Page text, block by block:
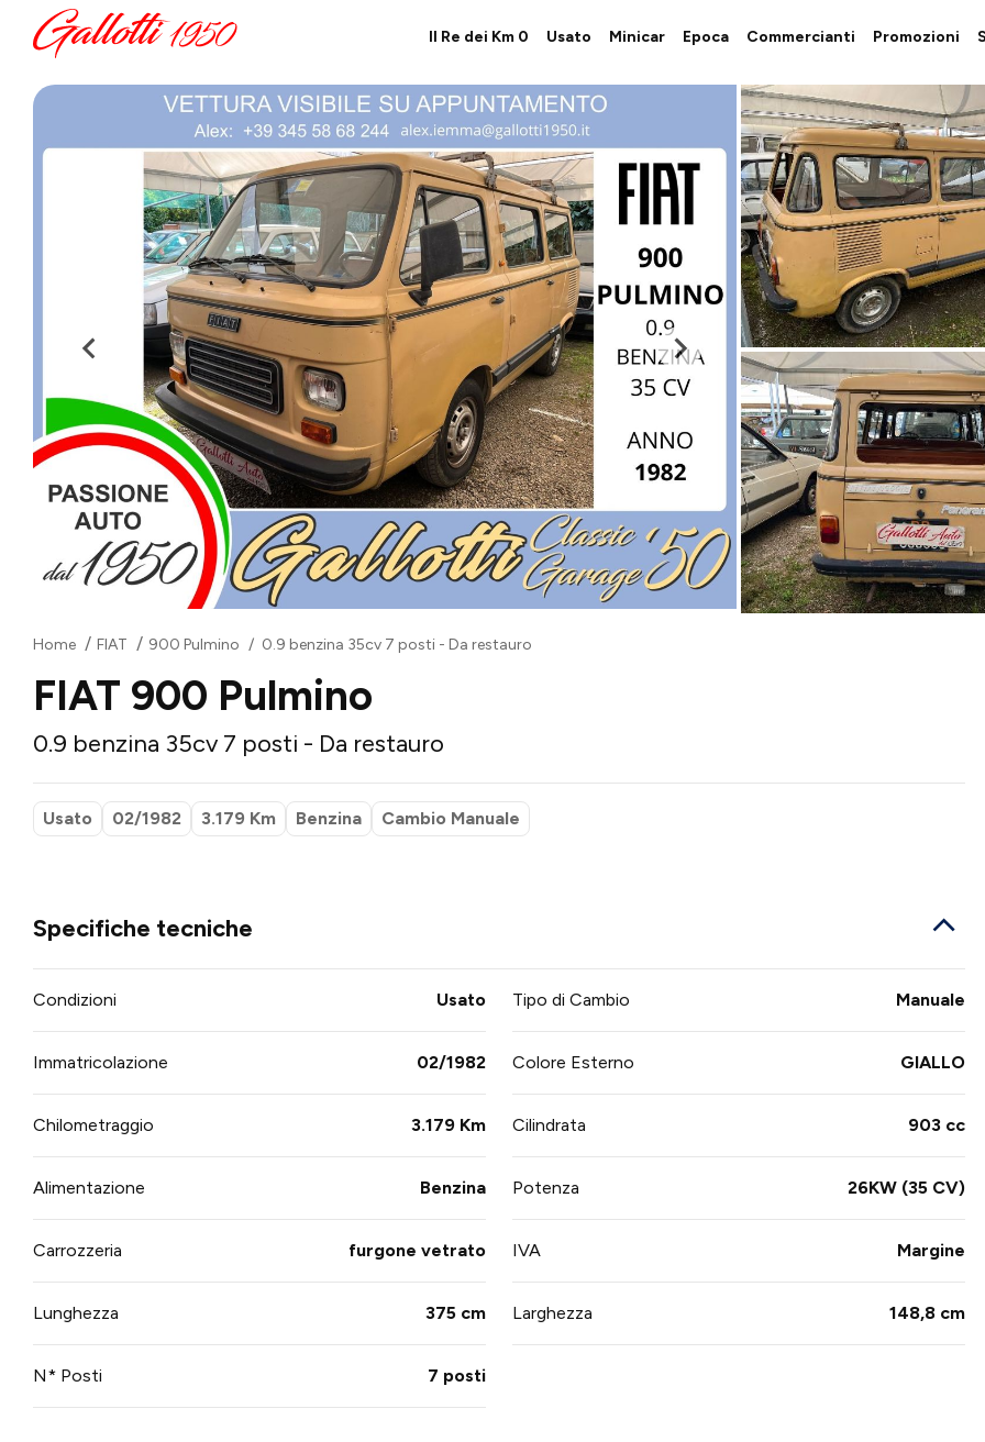
Il Re dei Km 0 Usato Minicar Epoca Commercianti Promozioni
Home FIAT 900 Pulmino 0.9 benzina 35cv 7 posti - Da restauro
FIAT 900 Pulmino
0.9 benzina 35cv 7 posti - Da restauro
Usato 02/1982 3.179 Km Benzina Cambio Manuale
Specifiche tecniche
Condizioni Usato Tipo di Cambio Manuale
Immatricolazione 02/1982 Colore Esterno GIALLO
Chilometraggio 3.179 Km Cilindrata 903 cc
Alimentazione Benzina Potenza 26KW (35 CV)
Carrozzeria furgone vetrato IVA Margine
Lunghezza 375 cm Larghezza 148,8 cm
N* Posti 7 posti